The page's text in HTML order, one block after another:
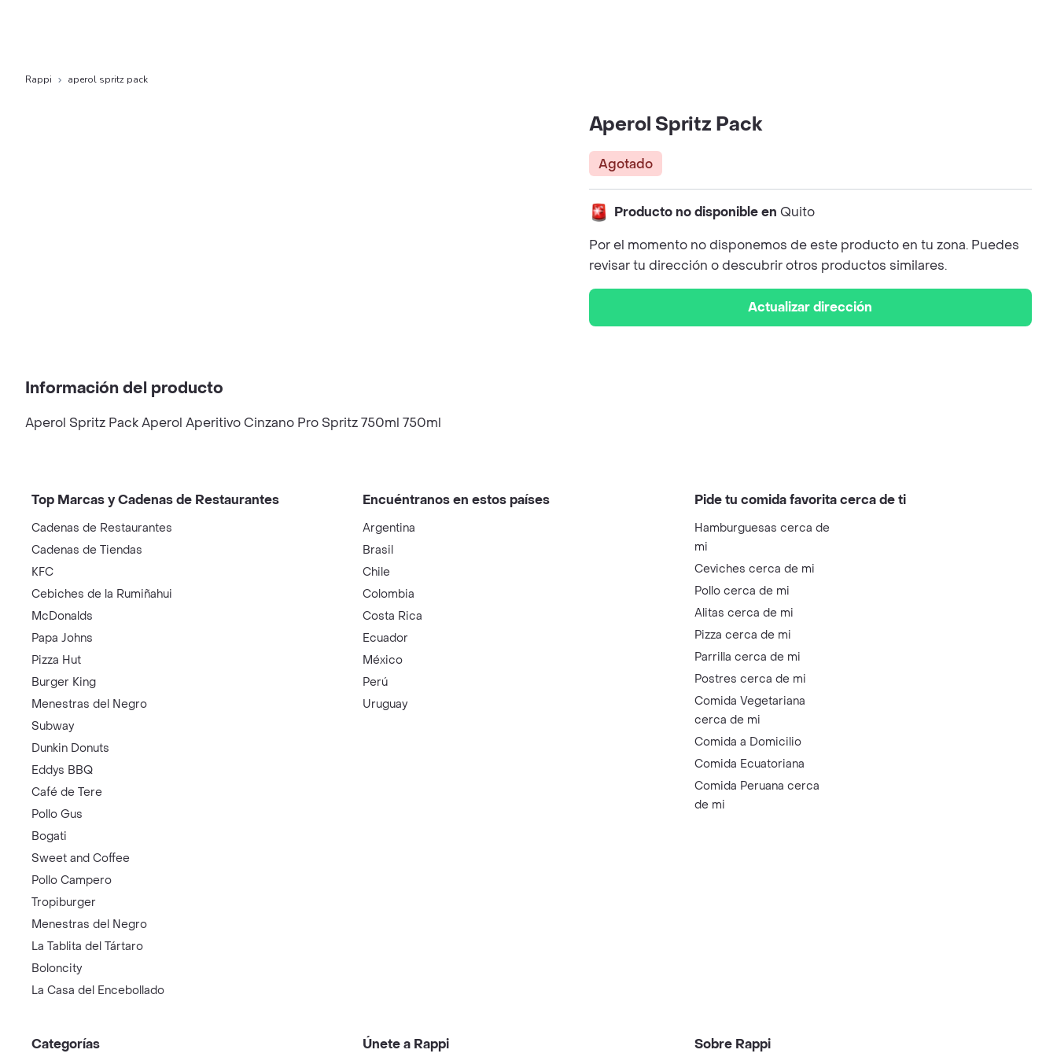
Rappi aperol spritz pack
Aperol Spritz Pack
Agotado
Producto no disponible en Quito
Por el momento no disponemos de este producto en tu zona. Puedes
revisar tu dirección o descubrir otros productos similares.
Actualizar dirección
Información del producto
Aperol Spritz Pack Aperol Aperitivo Cinzano Pro Spritz 750ml 750ml
Top Marcas y Cadenas de Restaurantes
Cadenas de Restaurantes
Cadenas de Tiendas
KFC
Cebiches de la Rumiñahui
McDonalds
Papa Johns
Pizza Hut
Burger King
Menestras del Negro
Subway
Dunkin Donuts
Eddys BBQ
Café de Tere
Pollo Gus
Bogati
Sweet and Coffee
Pollo Campero
Tropiburger
Menestras del Negro
La Tablita del Tártaro
Boloncity
La Casa del Encebollado
Encuéntranos en estos países
Argentina
Brasil
Chile
Colombia
Costa Rica
Ecuador
México
Perú
Uruguay
Pide tu comida favorita cerca de ti
Hamburguesas cerca de
mi
Ceviches cerca de mi
Pollo cerca de mi
Alitas cerca de mi
Pizza cerca de mi
Parrilla cerca de mi
Postres cerca de mi
Comida Vegetariana
cerca de mi
Comida a Domicilio
Comida Ecuatoriana
Comida Peruana cerca
de mi
Categorías Únete a Rappi Sobre Rappi